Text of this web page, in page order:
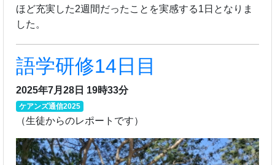
ほど充実した2週間だったことを実感する1日となりま
した。
語学研修14日目
2025年7月28日 19時33分
ケアンズ通信2025
（生徒からのレポートです）